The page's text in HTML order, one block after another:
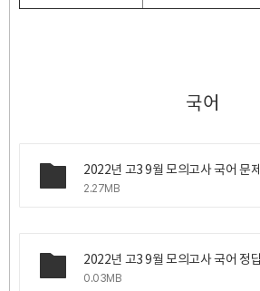
국어
2.27MB
0.03MB